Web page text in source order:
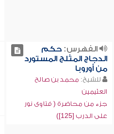
الفهرس:حكم
الدجاج المثلج المستورد
من أوروبا
للشيخ: محمد بن صالح
العثيمين
جزء من محاضرة ( فتاوى نور
على الدرب [125])